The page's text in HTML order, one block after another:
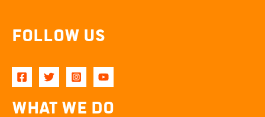
Follow Us
What We Do